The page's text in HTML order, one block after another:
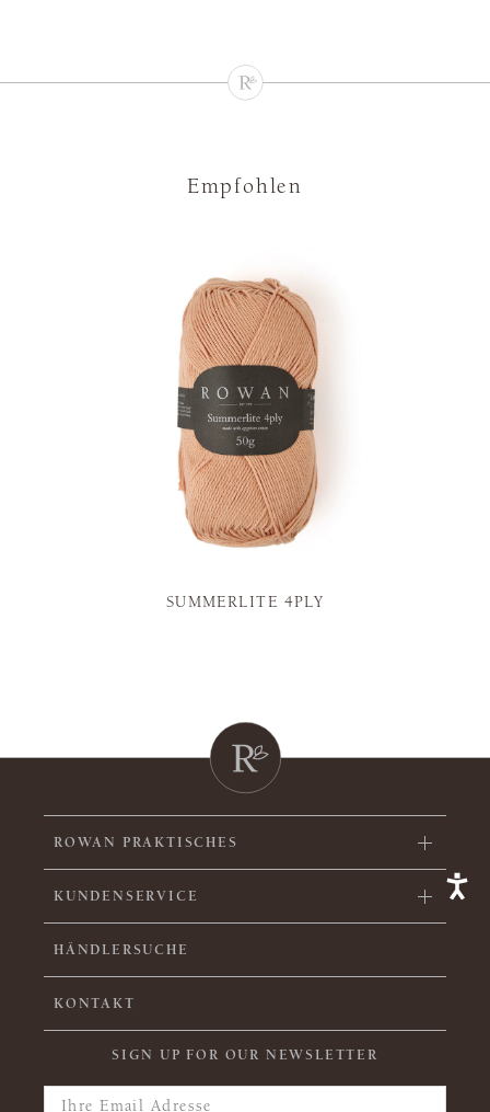
Empfohlen
SUMMERLITE 4PLY
ROWAN PRAKTISCHES
KUNDENSERVICE
HÄNDLERSUCHE
KONTAKT
SIGN UP FOR OUR NEWSLETTER